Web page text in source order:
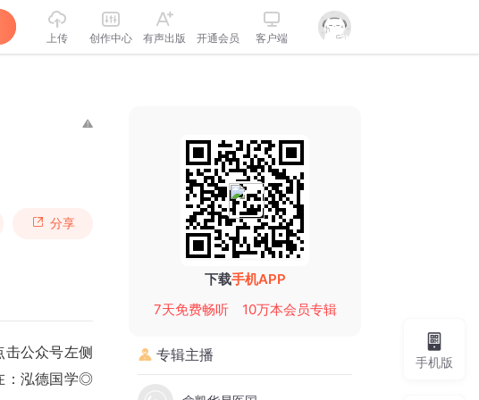
上传 创作中心 有声出版 开通会员 客户端
分享
公众号左侧
：泓德国学◎
下载手机APP
7天免费畅听
10万本会员专辑
专辑主播 手机版